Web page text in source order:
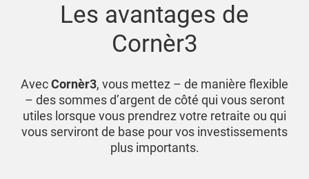
Les avantages de
Cornèr3
AvecCornèr3, vous mettez – de manière flexible
– des sommes d’argent de côté qui vous seront
utiles lorsque vous prendrez votre retraite ou qui
vous serviront de base pour vos investissements
plus importants.